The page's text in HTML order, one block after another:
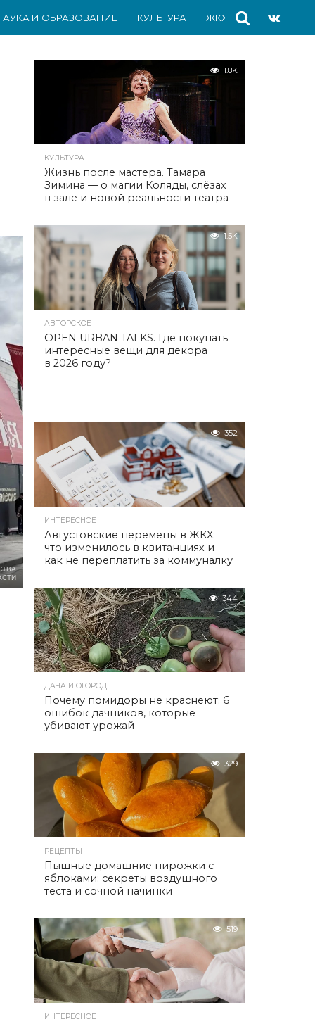
И ОБРАЗОВАНИЕ КУЛЬТУРА ЖКХ СПОРТ
1.8K
КУЛЬТУРА
Жизнь после мастера. Тамара
Зимина — о магии Коляды, слёзах
в зале и новой реальности театра
1.5K
АВТОРСКОЕ
OPEN URBAN TALKS. Где покупать
интересные вещи для декора
в 2026 году?
352
ИНТЕРЕСНОЕ
Августовские перемены в ЖКХ:
что изменилось в квитанциях и
как не переплатить за коммуналку
344
ДАЧА И ОГОРОД
Почему помидоры не краснеют: 6
ошибок дачников, которые
убивают урожай
329
РЕЦЕПТЫ
Пышные домашние пирожки с
яблоками: секреты воздушного
теста и сочной начинки
519
ИНТЕРЕСНОЕ